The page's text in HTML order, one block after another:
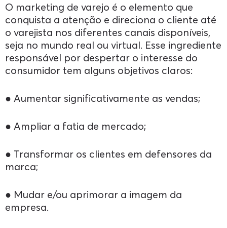
O marketing de varejo é o elemento que
conquista a atenção e direciona o cliente até
o varejista nos diferentes canais disponíveis,
seja no mundo real ou virtual. Esse ingrediente
responsável por despertar o interesse do
consumidor tem alguns objetivos claros:
● Aumentar significativamente as vendas;
● Ampliar a fatia de mercado;
● Transformar os clientes em defensores da
marca;
● Mudar e/ou aprimorar a imagem da
empresa.